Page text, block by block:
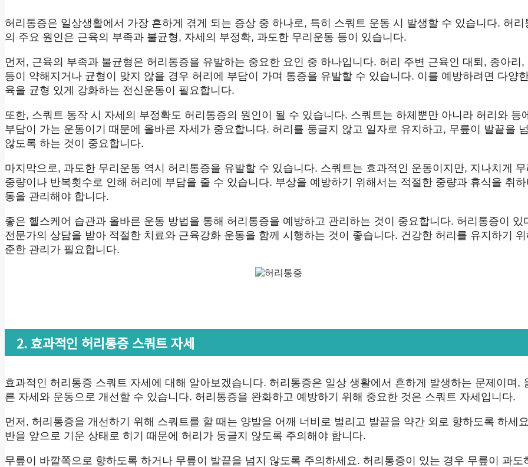
허리통증은 일상생활에서 가장 흔하게 겪게 되는 증상 중 하나로, 특히 스쿼트 운동 시 발생할 수 있습니다. 허리
의 주요 원인은 근육의 부족과 불균형, 자세의 부정확, 과도한 무리운동 등이 있습니다.
먼저, 근육의 부족과 불균형은 허리통증을 유발하는 중요한 요인 중 하나입니다. 허리 주변 근육인 대퇴, 종아리,
등이 약해지거나 균형이 맞지 않을 경우 허리에 부담이 가며 통증을 유발할 수 있습니다. 이를 예방하려면 다양
육을 균형 있게 강화하는 전신운동이 필요합니다.
또한, 스쿼트 동작 시 자세의 부정확도 허리통증의 원인이 될 수 있습니다. 스쿼트는 하체뿐만 아니라 허리와 등
부담이 가는 운동이기 때문에 올바른 자세가 중요합니다. 허리를 둥글지 않고 일자로 유지하고, 무릎이 발끝을
않도록 하는 것이 중요합니다.
마지막으로, 과도한 무리운동 역시 허리통증을 유발할 수 있습니다. 스쿼트는 효과적인 운동이지만, 지나치게
중량이나 반복횟수로 인해 허리에 부담을 줄 수 있습니다. 부상을 예방하기 위해서는 적절한 중량과 휴식을 취
동을 관리해야 합니다.
좋은 헬스케어 습관과 올바른 운동 방법을 통해 허리통증을 예방하고 관리하는 것이 중요합니다. 허리통증이 있
전문가의 상담을 받아 적절한 치료와 근육강화 운동을 함께 시행하는 것이 좋습니다. 건강한 허리를 유지하기
준한 관리가 필요합니다.
2. 효과적인 허리통증 스쿼트 자세
효과적인 허리통증 스쿼트 자세에 대해 알아보겠습니다. 허리통증은 일상 생활에서 흔하게 발생하는 문제이며,
른 자세와 운동으로 개선할 수 있습니다. 허리통증을 완화하고 예방하기 위해 중요한 것은 스쿼트 자세입니다.
먼저, 허리통증을 개선하기 위해 스쿼트를 할 때는 양발을 어깨 너비로 벌리고 발끝을 약간 외로 향하도록 하세
반을 앞으로 기운 상태로 히기 때문에 허리가 둥글지 않도록 주의해야 합니다.
무릎이 바깥쪽으로 향하도록 하거나 무릎이 발끝을 넘지 않도록 주의하세요. 허리통증이 있는 경우 무릎이 과도